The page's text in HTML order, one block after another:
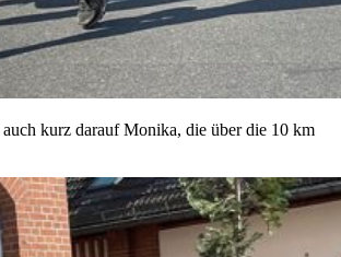
kurz darauf Monika, die über die 10 km